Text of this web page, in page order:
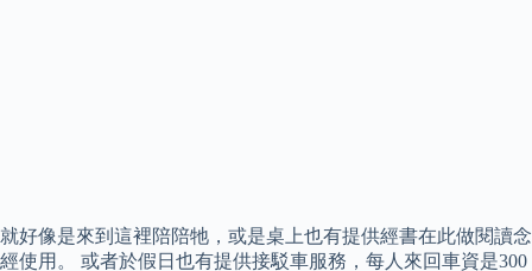
就好像是來到這裡陪陪牠，或是桌上也有提供經書在此做閱讀念
經使用。 或者於假日也有提供接駁車服務，每人來回車資是300